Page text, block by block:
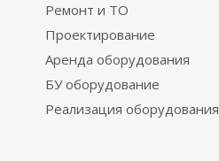
Ремонт и ТО
Проектирование
Аренда оборудования
БУ оборудование
Реализация оборудования